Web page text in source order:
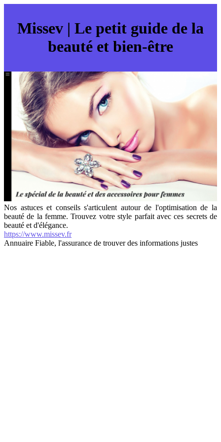
Missev | Le petit guide de la
beauté et bien-être
Nos astuces et conseils s'articulent autour de l'optimisation de la
beauté de la femme. Trouvez votre style parfait avec ces secrets de
beauté et d'élégance.
https://www.missev.fr
Annuaire Fiable, l'assurance de trouver des informations justes